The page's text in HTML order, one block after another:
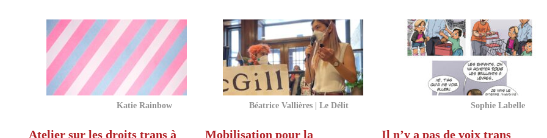
Katie Rainbow
Atelier sur les droits trans à
Béatrice Vallières | Le Délit
Mobilisation pour la
Sophie Labelle
Il n’y a pas de voix trans